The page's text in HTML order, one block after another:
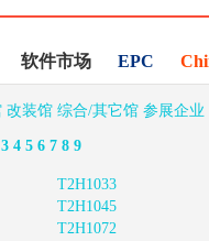
软件市场 EPC
改装馆 综合/其它馆 参展企业
3 4 5 6 7 8 9
T2H1033
T2H1045
T2H1072